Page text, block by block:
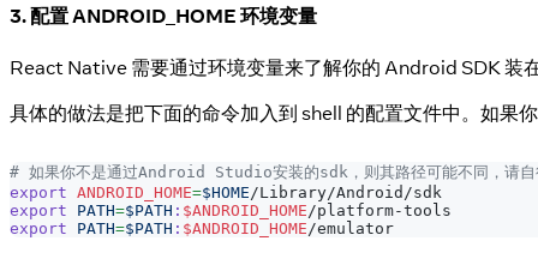
3. 配置 ANDROID_HOME 环境变量
React Native 需要通过环境变量来了解你的 Android SDK 装
具体的做法是把下面的命令加入到 shell 的配置文件中。如果
# 如果你不是通过Android Studio安装的sdk，则其路径可能不同，请自
export ANDROID_HOME=$HOME/Library/Android/sdk
export
PATH=$PATH : $ANDROID_HOME/platform-tools
export
PATH=$PATH : $ANDROID_HOME/emulator